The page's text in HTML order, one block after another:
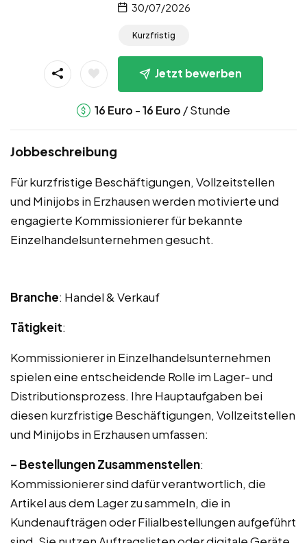
30/07/2026
Kurzfristig
Jetzt bewerben
16 Euro -16 Euro / Stunde
Jobbeschreibung
Für kurzfristige Beschäftigungen, Vollzeitstellen
und Minijobs in Erzhausen werden motivierte und
engagierte Kommissionierer für bekannte
Einzelhandelsunternehmen gesucht.
Branche: Handel & Verkauf
Tätigkeit:
Kommissionierer in Einzelhandelsunternehmen
spielen eine entscheidende Rolle im Lager- und
Distributionsprozess. Ihre Hauptaufgaben bei
diesen kurzfristige Beschäftigungen, Vollzeitstellen
und Minijobs in Erzhausen umfassen:
– Bestellungen Zusammenstellen:
Kommissionierer sind dafür verantwortlich, die
Artikel aus dem Lager zu sammeln, die in
Kundenaufträgen oder Filialbestellungen aufgeführt